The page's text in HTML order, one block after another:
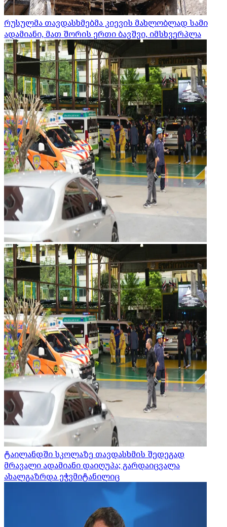
რუსულმა თავდასხმებმა კიევის მახლობლად სამი
ადამიანი, მათ შორის ერთი ბავშვი, იმსხვერპლა
ტაილანდში სკოლაზე თავდასხმის შედეგად
მრავალი ადამიანი დაიღუპა; გარდაიცვალა
ახალგაზრდა ეჭვმიტანილიც